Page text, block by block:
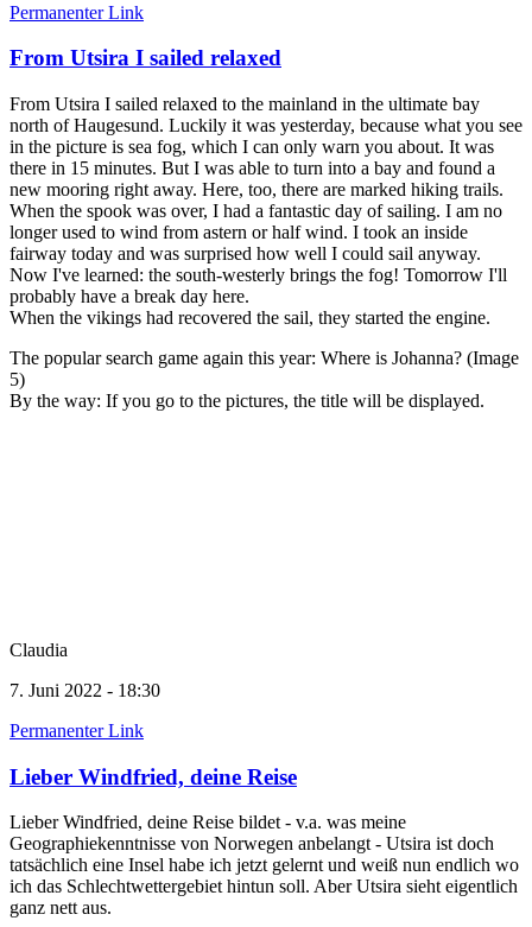
Permanenter Link
From Utsira I sailed relaxed
From Utsira I sailed relaxed to the mainland in the ultimate bay
north of Haugesund. Luckily it was yesterday, because what you see
in the picture is sea fog, which I can only warn you about. It was
there in 15 minutes. But I was able to turn into a bay and found a
new mooring right away. Here, too, there are marked hiking trails.
When the spook was over, I had a fantastic day of sailing. I am no
longer used to wind from astern or half wind. I took an inside
fairway today and was surprised how well I could sail anyway.
Now I've learned: the south-westerly brings the fog! Tomorrow I'll
probably have a break day here.
When the vikings had recovered the sail, they started the engine.
The popular search game again this year: Where is Johanna? (Image
5)
By the way: If you go to the pictures, the title will be displayed.
Claudia
7. Juni 2022 - 18:30
Permanenter Link
Lieber Windfried, deine Reise
Lieber Windfried, deine Reise bildet - v.a. was meine
Geographiekenntnisse von Norwegen anbelangt - Utsira ist doch
tatsächlich eine Insel habe ich jetzt gelernt und weiß nun endlich wo
ich das Schlechtwettergebiet hintun soll. Aber Utsira sieht eigentlich
ganz nett aus.